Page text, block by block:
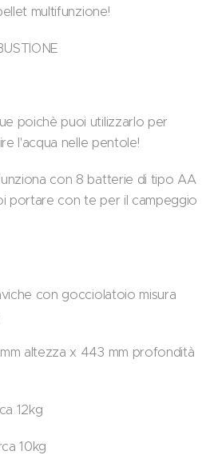
multifunzione!
poichè puoi utilizzarlo per
l'acqua nelle pentole!
con 8 batterie di tipo AA
portare con te per il campeggio
con gocciolatoio misura
altezza x 443 mm profondità
12kg
10kg